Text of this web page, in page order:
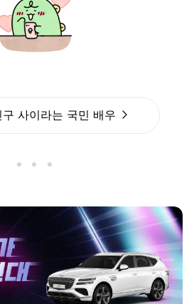
사이라는 국민 배우